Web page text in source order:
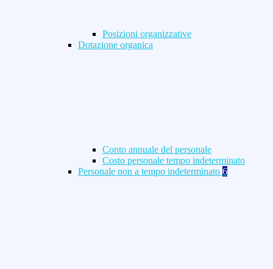
Posizioni organizzative
Dotazione organica
Conto annuale del personale
Costo personale tempo indeterminato
Personale non a tempo indeterminato 6